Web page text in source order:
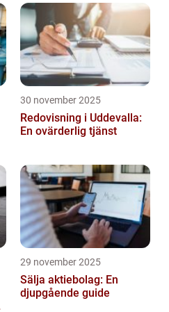
30 november 2025
Redovisning i Uddevalla:
En ovärderlig tjänst
29 november 2025
Sälja aktiebolag: En
djupgående guide